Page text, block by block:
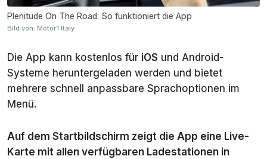
Plenitude On The Road: So funktioniert die App
Bild von: Motor1 Italy
Die App kann kostenlos für iOS und Android-
Systeme heruntergeladen werden und bietet
mehrere schnell anpassbare Sprachoptionen im
Menü.
Auf dem Startbildschirm zeigt die App eine Live-
Karte mit allen verfügbaren Ladestationen in